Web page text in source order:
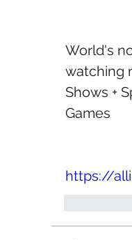
World's
watching
Shows +
Games
https://